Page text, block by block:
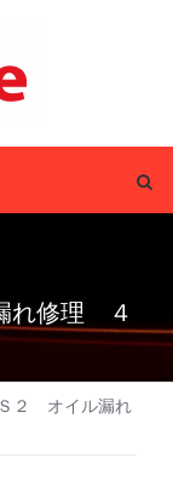
れ修理 ４
２ オイル漏れ